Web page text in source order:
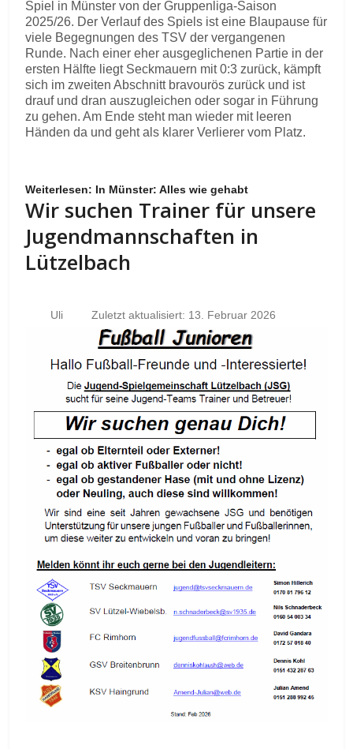
Spiel in Münster von der Gruppenliga-Saison
2025/26. Der Verlauf des Spiels ist eine Blaupause für
viele Begegnungen des TSV der vergangenen
Runde. Nach einer eher ausgeglichenen Partie in der
ersten Hälfte liegt Seckmauern mit 0:3 zurück, kämpft
sich im zweiten Abschnitt bravourös zurück und ist
drauf und dran auszugleichen oder sogar in Führung
zu gehen. Am Ende steht man wieder mit leeren
Händen da und geht als klarer Verlierer vom Platz.
Weiterlesen: In Münster: Alles wie gehabt
Wir suchen Trainer für unsere
Jugendmannschaften in
Lützelbach
Uli Zuletzt aktualisiert: 13. Februar 2026